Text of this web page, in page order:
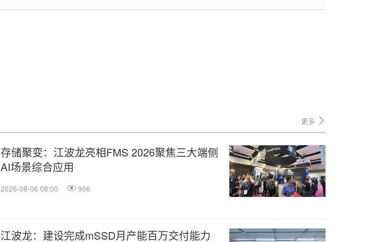
更多
存储聚变：江波龙亮相FMS 2026聚焦三大端侧
AI场景综合应用
2026-08-06 08:00 996
江波龙：建设完成mSSD月产能百万交付能力